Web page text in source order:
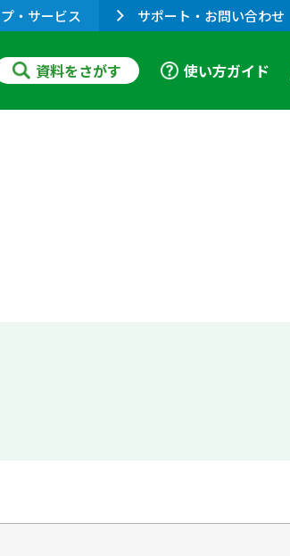
・サービス サポート・お問い合わせ
資料をさがす 使い方ガイド